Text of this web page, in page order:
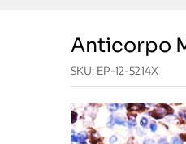
Anticorpo
SKU: EP-12-5214X